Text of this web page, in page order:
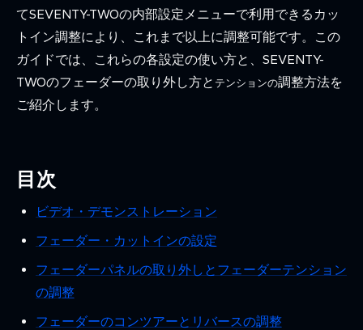
てSEVENTY-TWOの内部設定メニューで利用できるカッ
トイン調整により、これまで以上に調整可能です。この
ガイドでは、これらの各設定の使い方と、SEVENTY-
TWOのフェーダーの取り外し方と テンションの調整方法を
ご紹介します。
目次
ビデオ・デモンストレーション
フェーダー・カットインの設定
フェーダーパネルの取り外しとフェーダーテンション
の調整
フェーダーのコンツアーとリバースの調整